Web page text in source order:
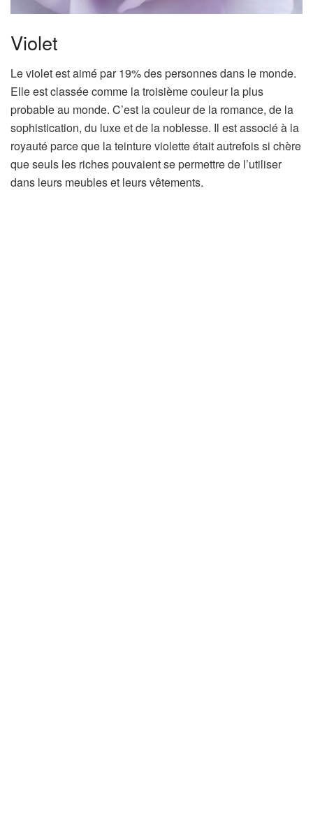
Violet
Le violet est aimé par 19% des personnes dans le monde.
Elle est classée comme la troisième couleur la plus
probable au monde. C’est la couleur de la romance, de la
sophistication, du luxe et de la noblesse. Il est associé à la
royauté parce que la teinture violette était autrefois si chère
que seuls les riches pouvaient se permettre de l’utiliser
dans leurs meubles et leurs vêtements.